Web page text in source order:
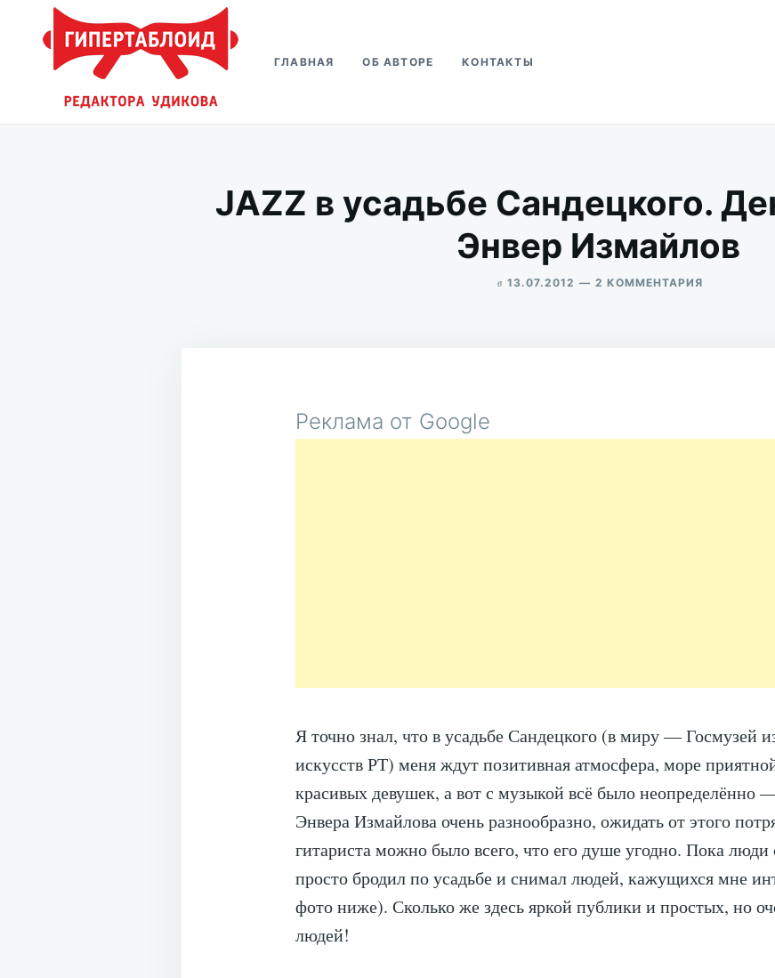
Перейти
содержимому
ГЛАВНАЯ ОБ АВТОРЕ КОНТАКТЫ
JAZZ в усадьбе Сандецкого.
Энвер Измайлов
в 13.07.2012 2 КОММЕНТАРИЯ
Реклама от Google
Я точно знал, что в усадьбе Сандецкого (в миру — Госмузей
искусств РТ) меня ждут позитивная атмосфера, море
красивых девушек, а вот с музыкой всё было неопределённо
Энвера Измайлова очень разнообразно, ожидать от этого
гитариста можно было всего, что его душе угодно. Пока люди
просто бродил по усадьбе и снимал людей, кажущихся мне
фото ниже). Сколько же здесь яркой публики и простых, но
людей!